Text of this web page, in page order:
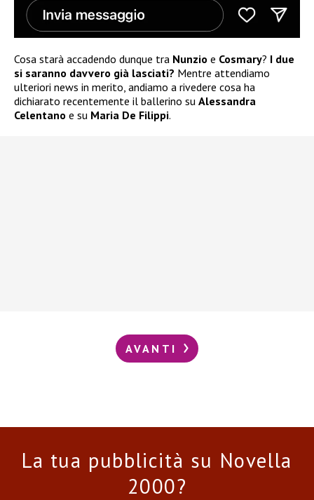
Cosa starà accadendo dunque tra Nunzio e Cosmary? I due
si saranno davvero già lasciati? Mentre attendiamo
ulteriori news in merito, andiamo a rivedere cosa ha
dichiarato recentemente il ballerino su Alessandra
Celentano e su Maria De Filippi.
AVANTI
La tua pubblicità su Novella
2000?